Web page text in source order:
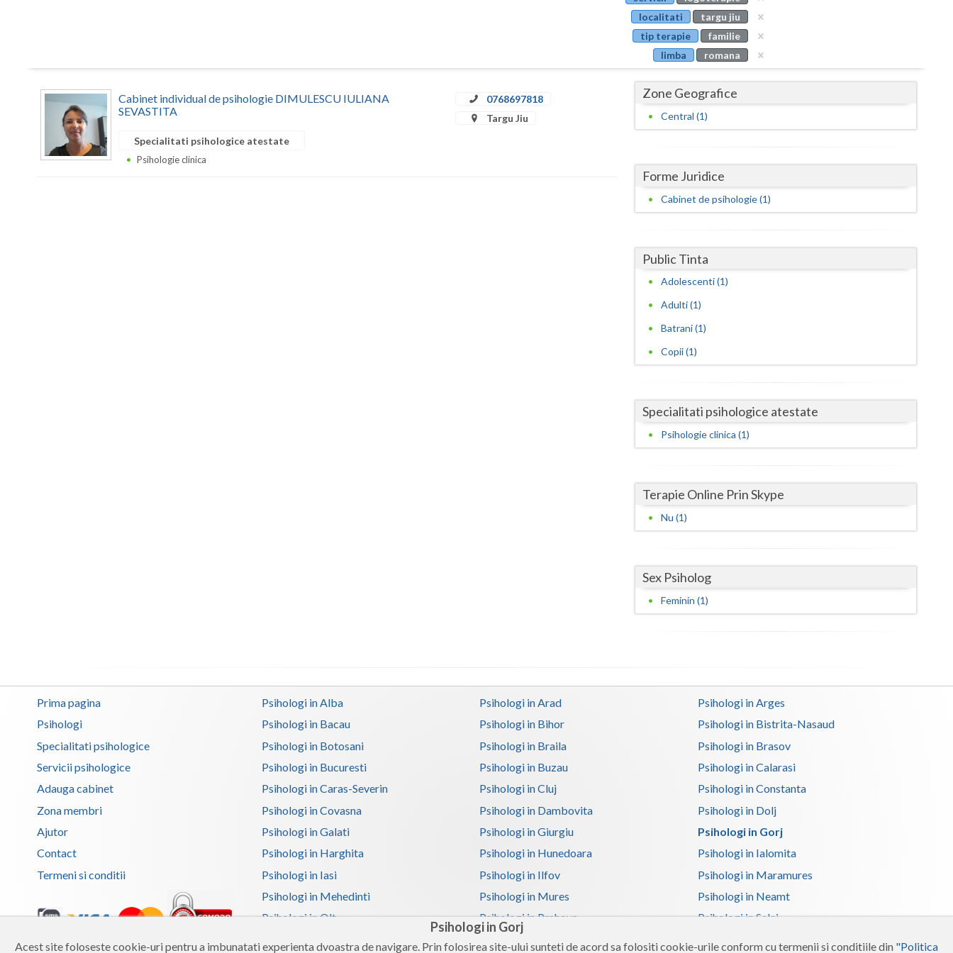
Psihologi in Gorj
Acest site foloseste cookie-uri pentru a imbunatati experienta dvoastra de navigare. Prin folosirea site-ului sunteti de acord sa folositi cookie-urile conform cu termenii si conditiile din "Politica
Buzau
Calarasi
Caras-Severin
Dolj
Iasi
Ilfov
Mehedinti
Sibiu
Suceava
Teleorman
Timis
Valcea
Vaslui
localitati
targu jiu
tip terapie
familie
limba
romana
Cabinet individual de psihologie DIMULESCU IULIANA
SEVASTITA
0768697818
Targu Jiu
Specialitati psihologice atestate
Psihologie clinica
Zone Geografice
Central (1)
Forme Juridice
Cabinet de psihologie (1)
Public Tinta
Adolescenti (1)
Adulti (1)
Batrani (1)
Copii (1)
Specialitati psihologice atestate
Psihologie clinica (1)
Terapie Online Prin Skype
Nu (1)
Sex Psiholog
Feminin (1)
Prima pagina
Psihologi
Specialitati psihologice
Servicii psihologice
Adauga cabinet
Zona membri
Ajutor
Contact
Termeni si conditii
Copyright 2026 Reframing SRL
Psihologi in Alba Psihologi in Arad
Psihologi in Arges
Psihologi in Bacau
Psihologi in Bihor
Psihologi in Bistrita-Nasaud
Psihologi in Botosani
Psihologi in Braila
Psihologi in Brasov
Psihologi in Bucuresti
Psihologi in Buzau
Psihologi in Calarasi
Psihologi in Caras-Severin
Psihologi in Cluj
Psihologi in Constanta
Psihologi in Covasna
Psihologi in Dambovita
Psihologi in Dolj
Psihologi in Galati
Psihologi in Giurgiu
Psihologi in Gorj
Psihologi in Harghita
Psihologi in Hunedoara
Psihologi in Ialomita
Psihologi in Iasi
Psihologi in Ilfov
Psihologi in Maramures
Psihologi in Mehedinti
Psihologi in Mures
Psihologi in Neamt
Psihologi in Olt
Psihologi in Prahova
Psihologi in Salaj